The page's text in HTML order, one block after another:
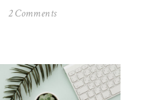
2 Comments